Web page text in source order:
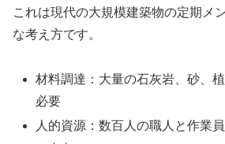
これは現代の大規模建築物の定期メ
な考え方です。
材料調達：大量の石灰岩、砂、
必要
人的資源：数百人の職人と作業